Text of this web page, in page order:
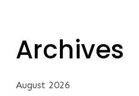
Archives
August 2026